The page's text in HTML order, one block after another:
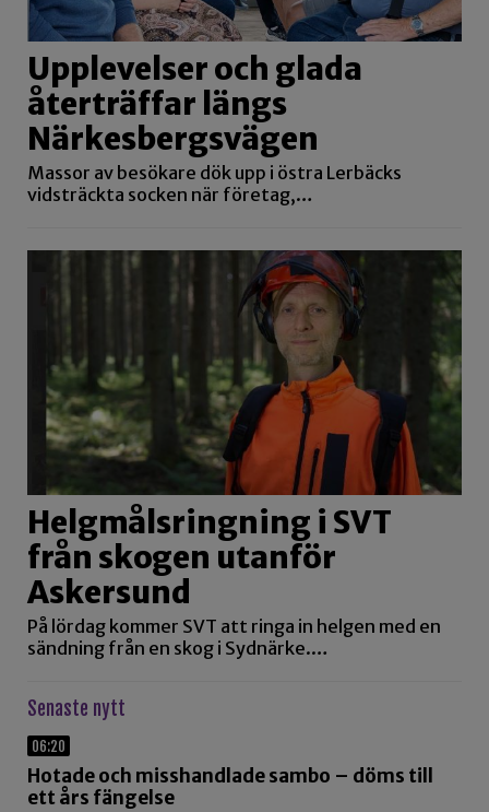
Upplevelser och glada
återträffar längs
Närkesbergsvägen
Massor av besökare dök upp i östra Lerbäcks
vidsträckta socken när företag,…
Helgmålsringning i SVT
från skogen utanför
Askersund
På lördag kommer SVT att ringa in helgen med en
sändning från en skog i Sydnärke.…
Senaste nytt
06:20
Hotade och misshandlade sambo – döms till
ett års fängelse